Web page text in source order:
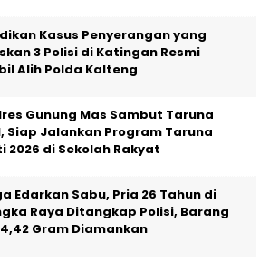
Kasus Penyerangan yang
3 Polisi di Katingan Resmi
Alih Polda Kalteng
Gunung Mas Sambut Taruna
Siap Jalankan Program Taruna
2026 di Sekolah Rakyat
Edarkan Sabu, Pria 26 Tahun di
Raya Ditangkap Polisi, Barang
Gram Diamankan